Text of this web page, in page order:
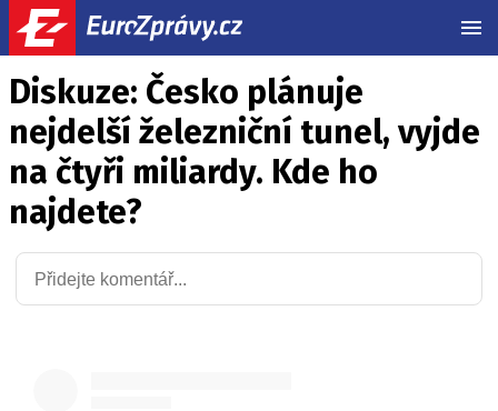
Diskuze: Česko plánuje
nejdelší železniční tunel, vyjde
na čtyři miliardy. Kde ho
najdete?